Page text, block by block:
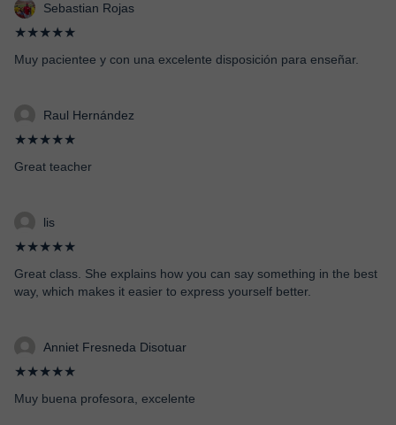
Sebastian Rojas
★★★★★
Muy pacientee y con una excelente disposición para enseñar.
Raul Hernández
★★★★★
Great teacher
lis
★★★★★
Great class. She explains how you can say something in the best
way, which makes it easier to express yourself better.
Anniet Fresneda Disotuar
★★★★★
Muy buena profesora, excelente